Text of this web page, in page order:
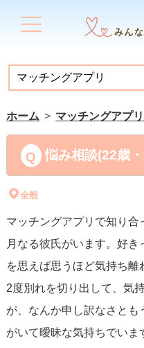
ホーム マッチングアプ
悩み相談(22歳・
全般
マッチングアプリで知り合
月なる彼氏がいます。好
を思えば思うほど気持ち離
2度別れを切り出して、気
が、なんか申し訳なさと
がいて曖昧な気持ちでいま